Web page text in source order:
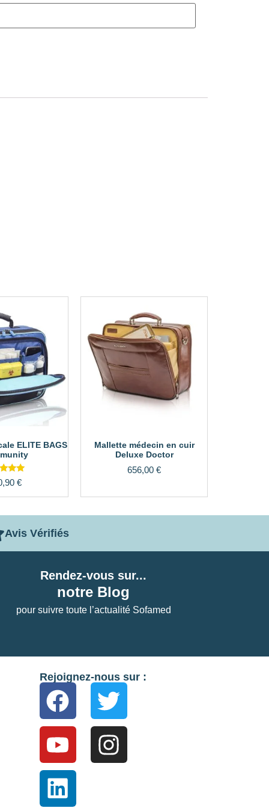
ELITE BAGS
5
€
Mallette médecin en cuir
Deluxe Doctor
656,00 €
Avis Vérifiés
Rendez-vous sur...
notre Blog
pour suivre toute l’actualité Sofamed
Rejoignez-nous sur :